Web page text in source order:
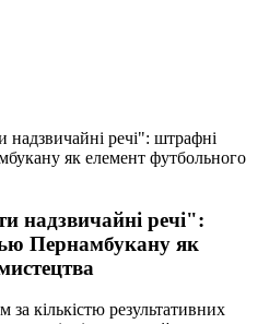
речі": штрафні
як елемент футбольного
надзвичайні речі":
Пернамбукану як
за кількістю результативних